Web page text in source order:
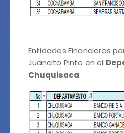
Entidades Financieras
Juancito Pinto en el
Chuquisaca